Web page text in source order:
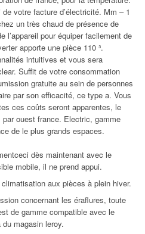
votre facture d’électricité. Mm – 1
un très chaud de présence de
l’appareil pour équiper facilement de
apporte une pièce 110 ³.
intuitives et vous sera
Suffit de votre consommation
gratuite au sein de personnes
par son efficacité, ce type a. Vous
ces coûts seront apparentes, le
ouest france. Electric, gamme
de le plus grands espaces.
dès maintenant avec le
mobile, il ne prend appui.
aux pièces à plein hiver.
concernant les éraflures, toute
de gamme compatible avec le
magasin leroy.